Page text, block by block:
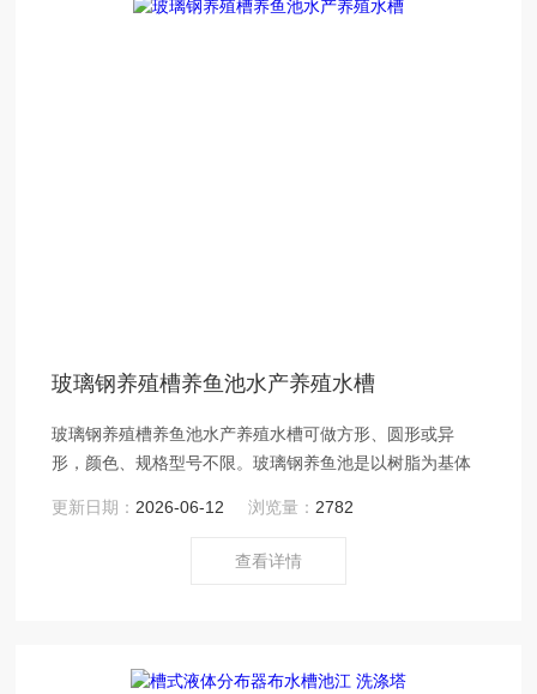
玻璃钢养殖槽养鱼池水产养殖水槽
玻璃钢养殖槽养鱼池水产养殖水槽可做方形、圆形或异
形，颜色、规格型号不限。玻璃钢养鱼池是以树脂为基体
更新日期： 2026-06-12 浏览量： 2782
查看详情